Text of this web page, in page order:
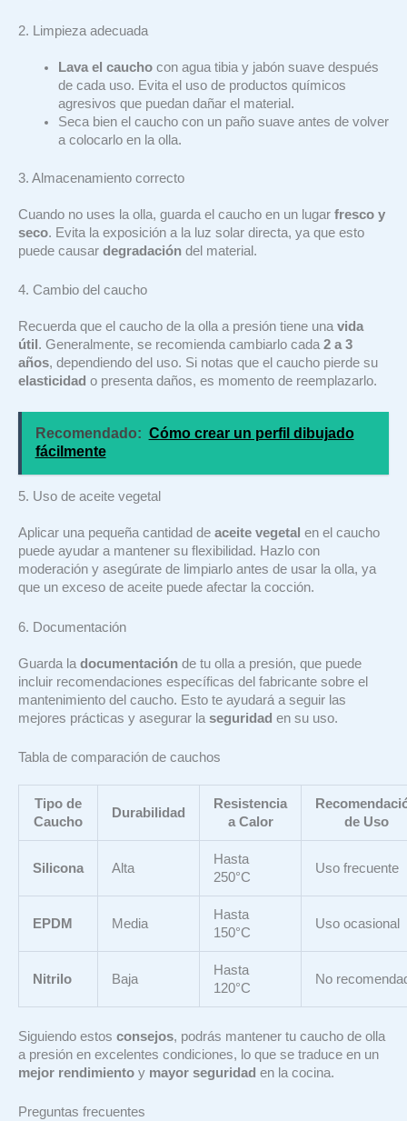
2. Limpieza adecuada
Lava el cauchocon agua tibia y jabón suave después
de cada uso. Evita el uso de productos químicos
agresivos que puedan dañar el material.
Seca bien el caucho con un paño suave antes de volver
a colocarlo en la olla.
3. Almacenamiento correcto
Cuando no uses la olla, guarda el caucho en un lugar fresco y
seco. Evita la exposición a la luz solar directa, ya que esto
puede causar degradación del material.
4. Cambio del caucho
Recuerda que el caucho de la olla a presión tiene unavida
útil . Generalmente, se recomienda cambiarlo cada2 a 3
años, dependiendo del uso. Si notas que el caucho pierde su
elasticidad o presenta daños, es momento de reemplazarlo.
Recomendado: Cómo crear un perfil dibujado
fácilmente
5. Uso de aceite vegetal
Aplicar una pequeña cantidad de aceite vegetal en el caucho
puede ayudar a mantener su flexibilidad. Hazlo con
moderación y asegúrate de limpiarlo antes de usar la olla, ya
que un exceso de aceite puede afectar la cocción.
6. Documentación
Guarda la documentación de tu olla a presión, que puede
incluir recomendaciones específicas del fabricante sobre el
mantenimiento del caucho. Esto te ayudará a seguir las
mejores prácticas y asegurar la seguridad en su uso.
Tabla de comparación de cauchos
Tipo de
Caucho
Durabilidad
Resistencia
a Calor
de Uso
Silicona Alta
Hasta
250°C
Uso frecuente
EPDM Media
Hasta
150°C
Uso ocasional
Nitrilo Baja
Hasta
120°C
No
Siguiendo estos consejos, podrás mantener tu caucho de olla
a presión en excelentes condiciones, lo que se traduce en un
mejor rendimiento y mayor seguridad en la cocina.
Preguntas frecuentes